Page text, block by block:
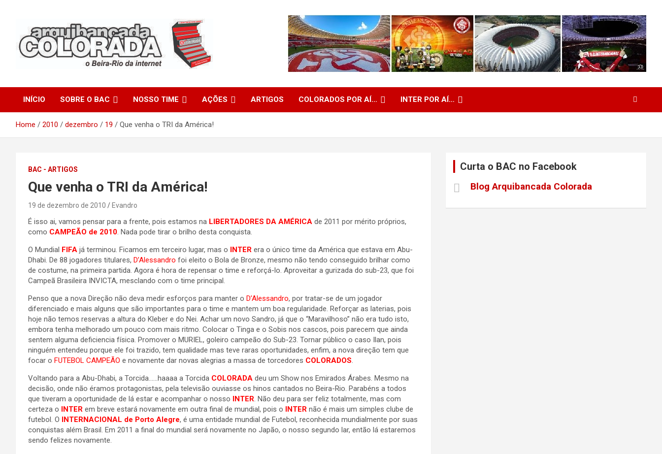
Arquibancada Colorada
INÍCIO SOBRE O BAC NOSSO TIME AÇÕES ARTIGOS COLORADOS POR AÍ… INTER POR AÍ…
Home 2010 dezembro 19 Que venha o TRI da América!
BAC - ARTIGOS
Que venha o TRI da América!
19 de dezembro de 2010 Evandro
É isso ai, vamos pensar para a frente, pois estamos na LIBERTADORES DA AMÉRICA de 2011 por mérito próprios,
como CAMPEÃO de 2010. Nada pode tirar o brilho desta conquista.
O Mundial FIFA já terminou. Ficamos em terceiro lugar, mas o INTER era o único time da América que estava em Abu-
Dhabi. De 88 jogadores titulares, D’Alessandro foi eleito o Bola de Bronze, mesmo não tendo conseguido brilhar como
de costume, na primeira partida. Agora é hora de repensar o time e reforçá-lo. Aproveitar a gurizada do sub-23, que foi
Campeã Brasileira INVICTA, mesclando com o time principal.
Penso que a nova Direção não deva medir esforços para manter o D’Alessandro, por tratar-se de um jogador
diferenciado e mais alguns que são importantes para o time e mantem um boa regularidade. Reforçar as laterias, pois
hoje não temos reservas a altura do Kleber e do Nei. Achar um novo Sandro, já que o “Maravilhoso” não era tudo isto,
embora tenha melhorado um pouco com mais ritmo. Colocar o Tinga e o Sobis nos cascos, pois parecem que ainda
sentem alguma deficiencia física. Promover o MURIEL, goleiro campeão do Sub-23. Tornar público o caso Ilan, pois
ninguém entendeu porque ele foi trazido, tem qualidade mas teve raras oportunidades, enfim, a nova direção tem que
focar o FUTEBOL CAMPEÃO e novamente dar novas alegrias a massa de torcedores COLORADOS.
Voltando para a Abu-Dhabi, a Torcida……haaaa a Torcida COLORADA deu um Show nos Emirados Árabes. Mesmo na
decisão, onde não éramos protagonistas, pela televisão ouviasse os hinos cantados no Beira-Rio. Parabéns a todos
que tiveram a oportunidade de lá estar e acompanhar o nosso INTER. Não deu para ser feliz totalmente, mas com
certeza o INTER em breve estará novamente em outra final de mundial, pois o INTER não é mais um simples clube de
futebol. O INTERNACIONAL de Porto Alegre, é uma entidade mundial de Futebol, reconhecida mundialmente por suas
conquistas além Brasil. Em 2011 a final do mundial será novamente no Japão, o nosso segundo lar, então lá estaremos
sendo felizes novamente.
Curta o BAC no Facebook
Blog Arquibancada Colorada